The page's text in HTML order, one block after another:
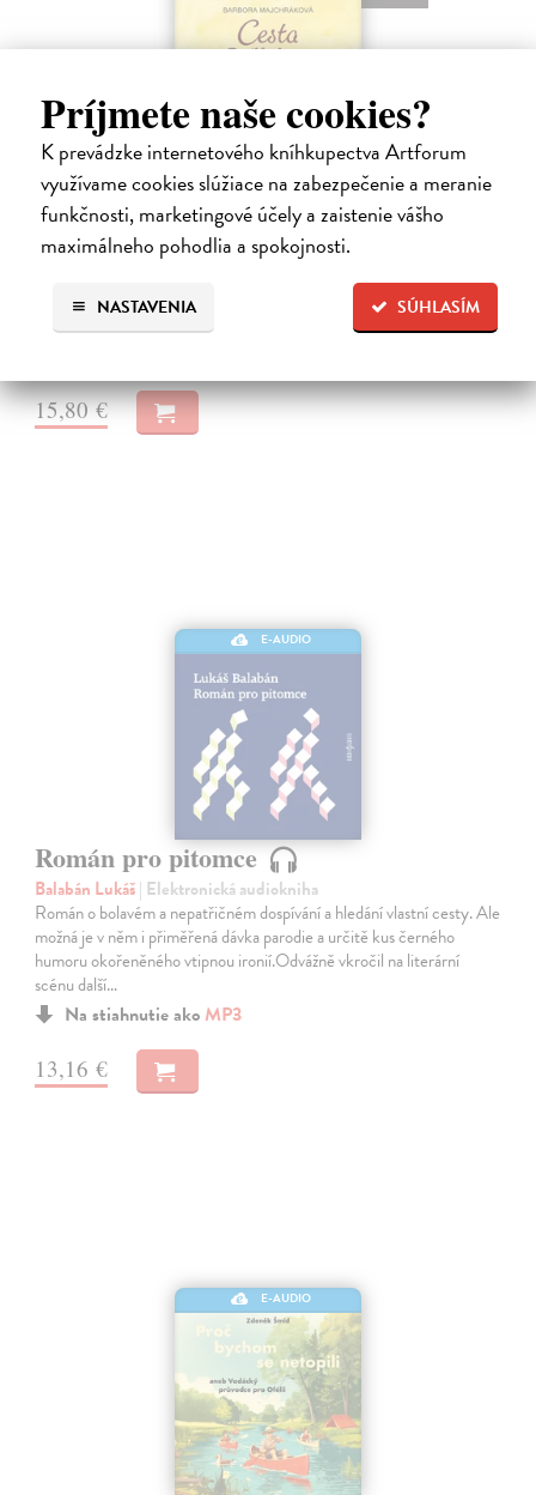
Príjmete naše cookies?
K prevádzke internetového kníhkupectva Artforum
využívame cookies slúžiace na zabezpečenie a meranie
funkčnosti, marketingové účely a zaistenie vášho
maximálneho pohodlia a spokojnosti.
SÚHLASÍM
NASTAVENIA
Cesta na Sardinii
Majchráková Barbora| Elektronická audiokniha
Babička Růžena truchlí po svém nedávno zesnulém manželovi,
dvacetiletá vnučka Sofie studuje prvním rokem vysokou, měla by si
užívat života, ale kromě svého smartphonu nevnímá skoro nic, a
maminka Alena…
15,80 €
E-AUDIO
Román pro pitomce
Balabán Lukáš| Elektronická audiokniha
Román o bolavém a nepatřičném dospívání a hledání vlastní cesty. Ale
možná je v něm i přiměřená dávka parodie a určitě kus černého
humoru okořeněného vtipnou ironií.Odvážně vkročil na literární
scénu další…
Na stiahnutie ako MP3
13,16 €
E-AUDIO